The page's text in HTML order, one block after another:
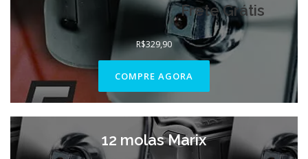
Frete Grátis
R$329,90
COMPRE AGORA
12 molas Marix